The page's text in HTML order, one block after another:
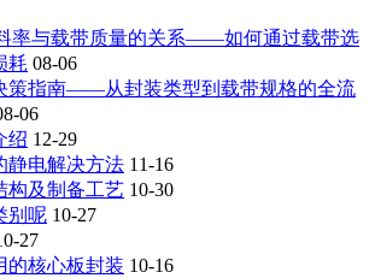
率与载带质量的关系——如何通过载带选
耗 08-06
策指南——从封装类型到载带规格的全流
06
绍 12-29
静电解决方法 11-16
构及制备工艺 10-30
别呢 10-27
27
的核心板封装 10-16